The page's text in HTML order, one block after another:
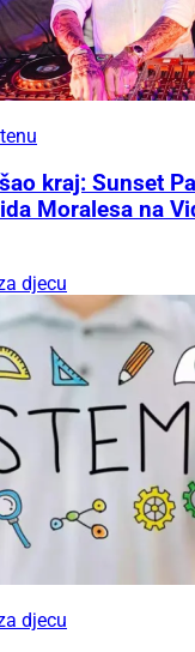
kraj: Sunset
Moralesa na
djecu
djecu